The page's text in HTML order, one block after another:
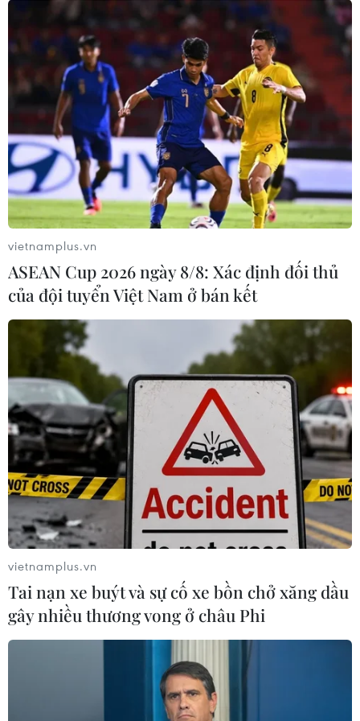
TIN LIÊN QUAN
Những vật dụng thường dùng chứa nhiều
vi khuẩn nhưng ít người chú ý
14/02/2024 01:16
Theo nghiên cứu, mỗi nang tóc có thể chứa tới 50.000 vi
khuẩn và những chiếc lược chải đầu kém vệ sinh có thể
là nguyên nhân góp phần làm gia tăng lượng vi khuẩn
đó.
vietnamplus.vn
ASEAN Cup 2026 ngày 8/8: Xác định đối thủ
của đội tuyển Việt Nam ở bán kết
vietnamplus.vn
Tai nạn xe buýt và sự cố xe bồn chở xăng dầu
gây nhiều thương vong ở châu Phi